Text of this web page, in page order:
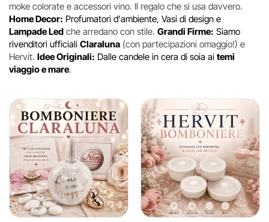
moke colorate e accessori vino. Il regalo che si usa davvero.
Home Decor: Profumatori d'ambiente, Vasi di design e
Lampade Led che arredano con stile. Grandi Firme: Siamo
rivenditori ufficiali Claraluna (con partecipazioni omaggio!) e
Hervit. Idee Originali: Dalle candele in cera di soia ai temi
viaggio e mare.